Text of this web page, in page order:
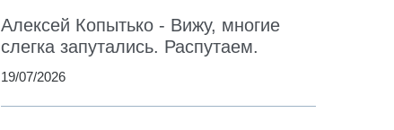
Алексей Копытько - Вижу, многие
слегка запутались. Распутаем.
19/07/2026